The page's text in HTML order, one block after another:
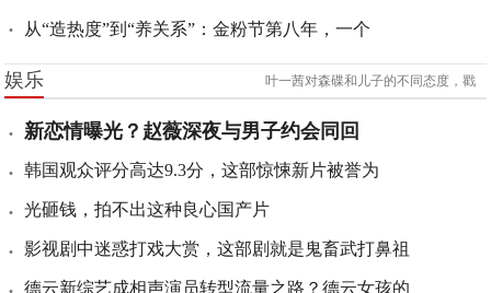
从“造热度”到“养关系”：金粉节第八年，一个
娱乐 叶一茜对森碟和儿子的不同态度，戳
新恋情曝光？赵薇深夜与男子约会同回
韩国观众评分高达9.3分，这部惊悚新片被誉为
光砸钱，拍不出这种良心国产片
影视剧中迷惑打戏大赏，这部剧就是鬼畜武打鼻祖
德云新综艺成相声演员转型流量之路？德云女孩的